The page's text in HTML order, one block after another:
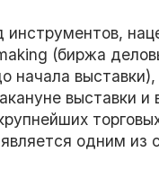
(биржа
выставки
одним из